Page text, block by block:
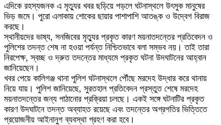
এদিকে রহস্যজনক এ মৃত্যুর খবর ছড়িয়ে পড়লে ঘটনাস্থলে উৎসুক মানুষের
ভিড় জমে। পুরো এলাকায় শোকের ছায়ার পাশাপাশি আতঙ্ক ও উদ্বেগ বিরাজ
করছে।
স্থানীয়দের ভাষ্য, সনজিবের মৃত্যুর প্রকৃত কারণ ময়নাতদন্তের প্রতিবেদন ও
পুলিশের তদন্ত শেষ না হওয়া পর্যন্ত নিশ্চিতভাবে বলা সম্ভব নয়। তাই তারা
নিরপেক্ষ, স্বচ্ছ ও দ্রুত তদন্তের মাধ্যমে প্রকৃত ঘটনা উদঘাটনের আহ্বান
জানিয়েছেন।
খবর পেয়ে কালিগঞ্জ থানা পুলিশ ঘটনাস্থলে পৌঁছে মরদেহ উদ্ধার করে থানায়
নিয়ে যায়। পুলিশ জানিয়েছে, সুরতহাল প্রতিবেদন প্রস্তুত শেষে মরদেহ
ময়নাতদন্তের জন্য পাঠানোর প্রক্রিয়া চলছে। একই সঙ্গে ঘটনাটির প্রকৃত
কারণ উদঘাটনে তদন্ত অব্যাহত রয়েছে এবং তদন্তের অগ্রগতির ভিত্তিতে
প্রয়োজনীয় আইনানুগ ব্যবস্থা গ্রহণ করা হবে।